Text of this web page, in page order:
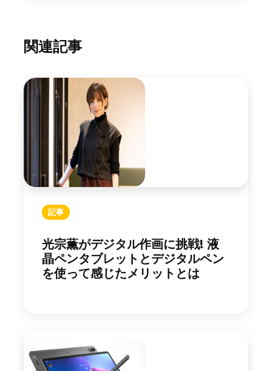
関連記事
記事
光宗薫がデジタル作画に挑戦! 液
晶ペンタブレットとデジタルペン
を使って感じたメリットとは